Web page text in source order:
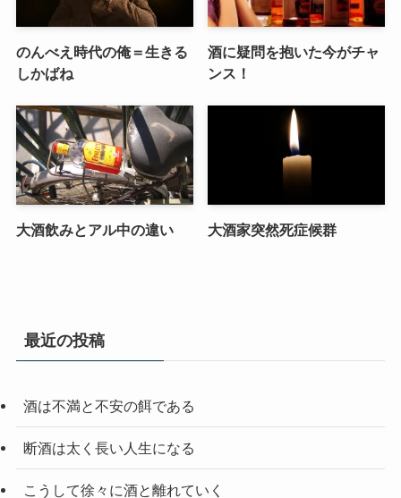
のんべえ時代の俺＝生きる
しかばね
酒に疑問を抱いた今がチャ
ンス！
大酒飲みとアル中の違い 大酒家突然死症候群
最近の投稿
酒は不満と不安の餌である
断酒は太く長い人生になる
こうして徐々に酒と離れていく